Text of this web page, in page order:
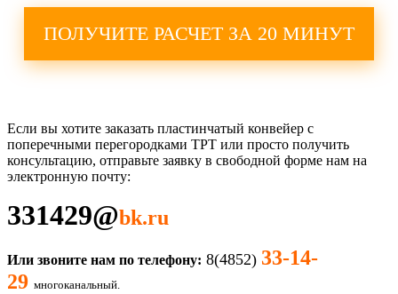
ПОЛУЧИТЕ РАСЧЕТ ЗА 20 МИНУТ
Если вы хотите заказать пластинчатый конвейер с
поперечными перегородками TPT или просто получить
консультацию, отправьте заявку в свободной форме нам на
электронную почту:
331429@bk.ru
Или звоните нам по телефону: 8(4852) 33-14-
29 многоканальный.